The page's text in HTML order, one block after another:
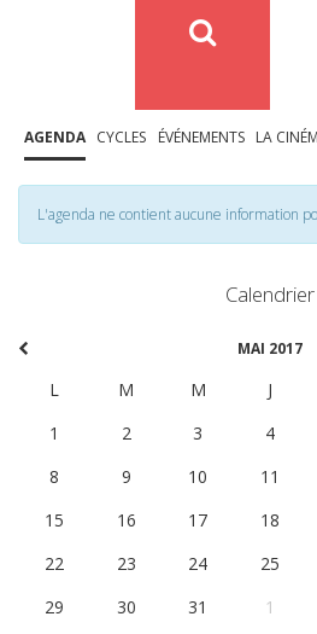
AGENDA CYCLES ÉVÉNEMENTS LA
L'agenda ne contient aucune information
Calendrier
MAI 2017
L M M J
1
2 3 4
8
9 10 11
15
16 17 18
22
23 24 25
29
30 31 1